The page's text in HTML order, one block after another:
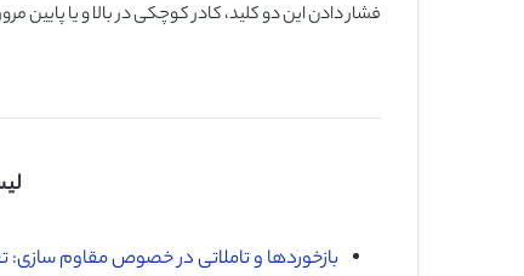
فشار دادن این دو کلید، کادر کوچکی در بالا و یا پایین
بازخوردها و تاملاتی در خصوص مقاوم سازی: